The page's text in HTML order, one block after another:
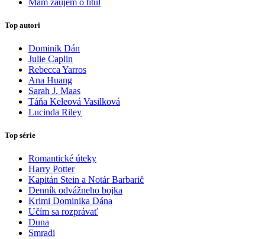
Top autori
Dominik Dán
Julie Caplin
Rebecca Yarros
Ana Huang
Sarah J. Maas
Táňa Keleová Vasilková
Lucinda Riley
Top série
Romantické úteky
Harry Potter
Kapitán Stein a Notár Barbarič
Denník odvážneho bojka
Krimi Dominika Dána
Učím sa rozprávať
Duna
Smradi